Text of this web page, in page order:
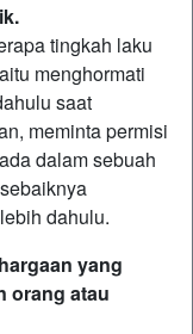
tingkah laku
menghormati
saat
meminta permisi
dalam sebuah
dahulu.
yang
orang atau